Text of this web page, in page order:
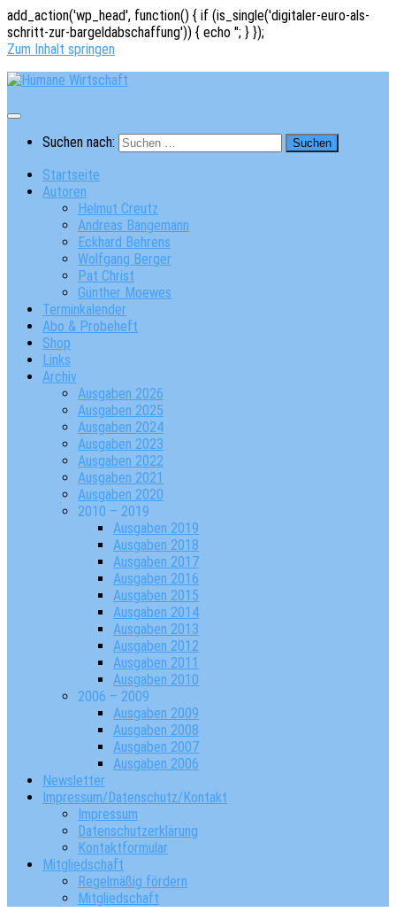
add_action('wp_head', function() { if (is_single('digitaler-euro-als-
schritt-zur-bargeldabschaffung')) { echo ''; } });
Zum Inhalt springen
Suchen nach:
Startseite
Autoren
Helmut Creutz
Andreas Bangemann
Eckhard Behrens
Wolfgang Berger
Pat Christ
Günther Moewes
Terminkalender
Abo & Probeheft
Shop
Links
Archiv
Ausgaben 2026
Ausgaben 2025
Ausgaben 2024
Ausgaben 2023
Ausgaben 2022
Ausgaben 2021
Ausgaben 2020
2010 – 2019
Ausgaben 2019
Ausgaben 2018
Ausgaben 2017
Ausgaben 2016
Ausgaben 2015
Ausgaben 2014
Ausgaben 2013
Ausgaben 2012
Ausgaben 2011
Ausgaben 2010
2006 – 2009
Ausgaben 2009
Ausgaben 2008
Ausgaben 2007
Ausgaben 2006
Newsletter
Impressum/Datenschutz/Kontakt
Impressum
Datenschutzerklärung
Kontaktformular
Mitgliedschaft
Regelmäßig fördern
Mitgliedschaft